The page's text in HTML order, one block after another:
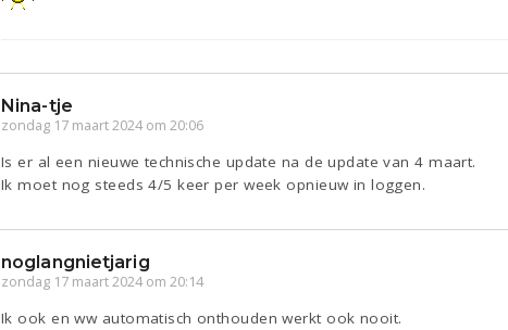
Nina-tje
zondag 17 maart 2024 om 20:06
Is er al een nieuwe technische update na de update van 4 maart.
Ik moet nog steeds 4/5 keer per week opnieuw in loggen.
noglangnietjarig
zondag 17 maart 2024 om 20:14
Ik ook en ww automatisch onthouden werkt ook nooit.